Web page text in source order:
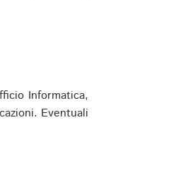
Informatica,
Eventuali